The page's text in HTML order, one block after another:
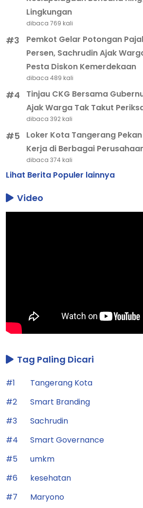
Lingkungan
dibaca 769 kali
#3
Pemkot Gelar Potongan
Persen, Sachrudin Ajak
Pesta Diskon Kemerdekaan
dibaca 489 kali
#4
Tinjau CKG Bersama
Ajak Warga Tak Takut
dibaca 392 kali
#5
Loker Kota Tangerang
Kerja di Berbagai
dibaca 374 kali
Lihat Berita Populer lainnya
Video
Tag Paling Dicari
#1
Tangerang Kota
#2
Smart Branding
#3
Sachrudin
#4
Smart Governance
#5
umkm
#6
kesehatan
#7
Maryono